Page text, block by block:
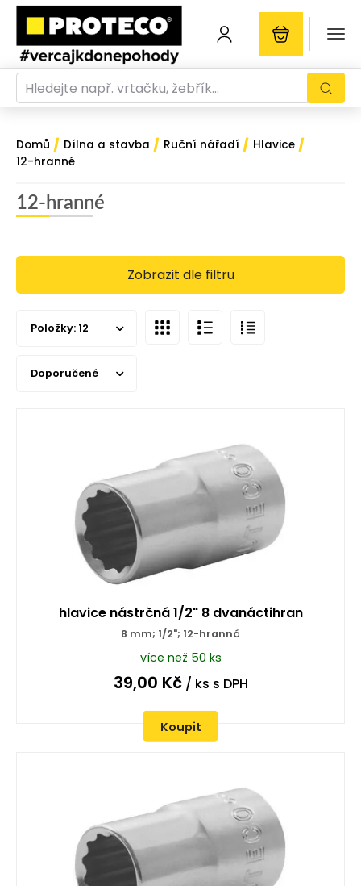
Domů / Dílna a stavba / Ruční nářadí / Hlavice /
12-hranné
12-hranné
Zobrazit dle filtru
Položky: 12
Doporučené
hlavice nástrčná 1/2" 8 dvanáctihran
8 mm; 1/2"; 12-hranná
více než 50 ks
39,00 Kč/ ks s DPH
Koupit